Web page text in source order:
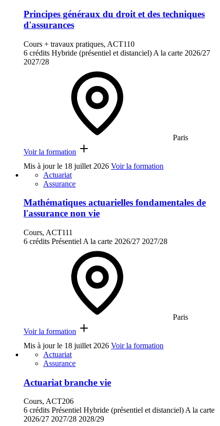
Principes généraux du droit et des techniques
d'assurances
Cours + travaux pratiques, ACT110
6 crédits Hybride (présentiel et distanciel) A la carte 2026/27
2027/28
Paris
Voir la formation
Mis à jour le 18 juillet 2026 Voir la formation
Actuariat
Assurance
Mathématiques actuarielles fondamentales de
l'assurance non vie
Cours, ACT111
6 crédits Présentiel A la carte 2026/27 2027/28
Paris
Voir la formation
Mis à jour le 18 juillet 2026 Voir la formation
Actuariat
Assurance
Actuariat branche vie
Cours, ACT206
6 crédits Présentiel Hybride (présentiel et distanciel)A la carte
2026/27 2027/28 2028/29